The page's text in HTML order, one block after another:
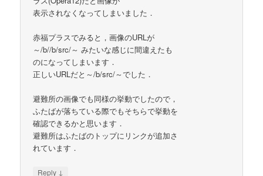
表示されなくなってしまいました．
赤福プラスでみると，画像のURLが
～/b//b/src/～ みたいな感じに間違えたも
のになってしまいます．
正しいURLだと～/b/src/～でした．
避難所の画像でも同様の挙動でしたので，
ふたばが落ちている際でもそちらで挙動を
確認できるかと思います．
避難所はふたばのトップにリンクが追加さ
れています．
Reply ↓